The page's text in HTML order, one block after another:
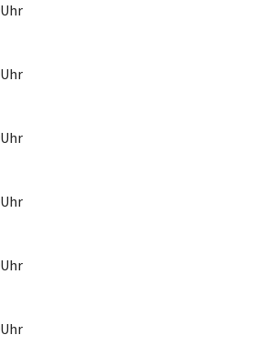
Uhr
Uhr
Uhr
Uhr
Uhr
Uhr